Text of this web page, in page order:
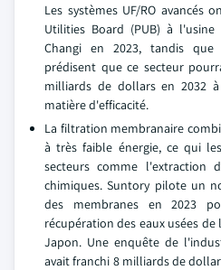
Les systèmes UF/RO avancés
Utilities Board (PUB) à
Changi en 2023, tandis
prédisent que ce secteur
milliards de dollars en 2032
matière d'efficacité.
La filtration membranaire
à très faible énergie, ce qui
secteurs comme l'extraction
chimiques. Suntory pilote un
des membranes en 2023
récupération des eaux usées
Japon. Une enquête de
avait franchi 8 milliards de